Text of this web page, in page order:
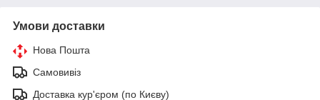
Умови доставки
Нова Пошта
Самовивіз
Доставка кур'єром (по Києву)